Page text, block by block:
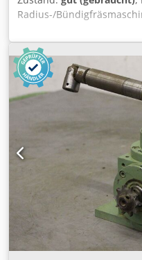
Radius-/
Kantenfräse,
oberen und unteren
überstehenden
sowie geschweiften
Außenradien Chedpfx
30° -Abmessungen: 1000/